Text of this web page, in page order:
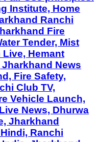
Institute, Home
Ranchi
Fire
Tender, Mist
Hemant
News
Fire Safety,
Club TV,
Vehicle Launch,
News, Dhurwa
Jharkhand
Ranchi